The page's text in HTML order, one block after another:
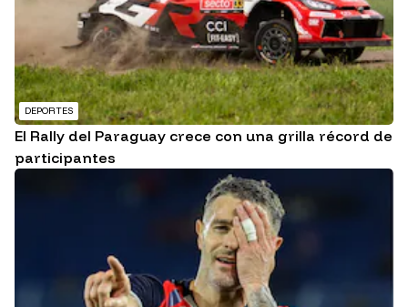
DEPORTES
El Rally del Paraguay crece con una grilla récord de
participantes